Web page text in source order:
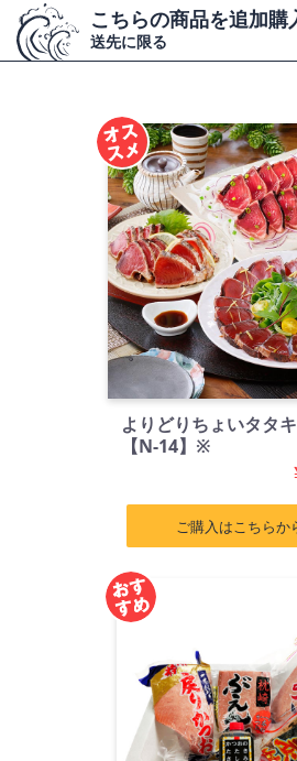
こちらの商品を追加購
送先に限る
よりどりちょいタタ
【N-14】※
ご購入はこちら